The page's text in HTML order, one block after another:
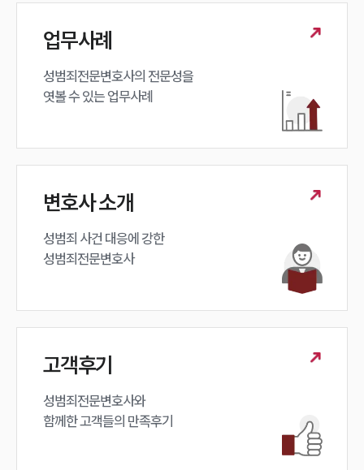
업무사례
성범죄전문변호사의 전문성을
엿볼 수 있는 업무사례
변호사 소개
성범죄 사건 대응에 강한
성범죄전문변호사
고객후기
성범죄전문변호사와
함께한 고객들의 만족후기